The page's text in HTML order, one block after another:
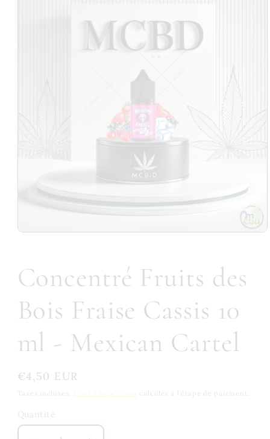
Concentré Fruits des
Bois Fraise Cassis 10
ml - Mexican Cartel
Prix
habituel
€4,50 EUR
Taxes incluses. Frais d'expédition calculés à l'étape de paiement.
Quantité
Quantité